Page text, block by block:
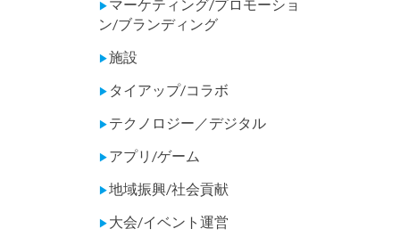
▶ マーケティング/プロモーショ
ン/ブランディング
▶施設
▶ タイアップ/コラボ
▶ テクノロジー／デジタル
▶ アプリ/ゲーム
▶地域振興/社会貢献
▶ 大会/イベント運営